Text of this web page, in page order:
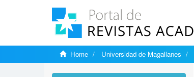
Home Universidad de Magallanes